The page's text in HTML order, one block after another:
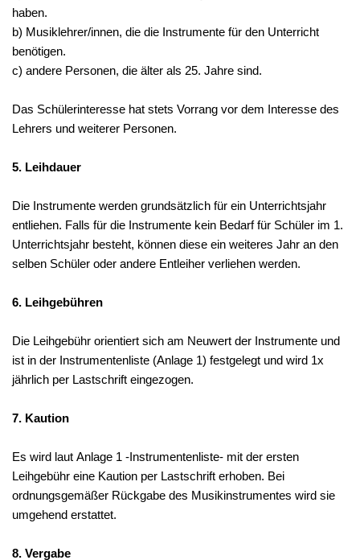
haben.
b) Musiklehrer/innen, die die Instrumente für den Unterricht
benötigen.
c) andere Personen, die älter als 25. Jahre sind.
Das Schülerinteresse hat stets Vorrang vor dem Interesse des
Lehrers und weiterer Personen.
5. Leihdauer
Die Instrumente werden grundsätzlich für ein Unterrichtsjahr
entliehen. Falls für die Instrumente kein Bedarf für Schüler im 1.
Unterrichtsjahr besteht, können diese ein weiteres Jahr an den
selben Schüler oder andere Entleiher verliehen werden.
6. Leihgebühren
Die Leihgebühr orientiert sich am Neuwert der Instrumente und
ist in der Instrumentenliste (Anlage 1) festgelegt und wird 1x
jährlich per Lastschrift eingezogen.
7. Kaution
Es wird laut Anlage 1 -Instrumentenliste- mit der ersten
Leihgebühr eine Kaution per Lastschrift erhoben. Bei
ordnungsgemäßer Rückgabe des Musikinstrumentes wird sie
umgehend erstattet.
8. Vergabe